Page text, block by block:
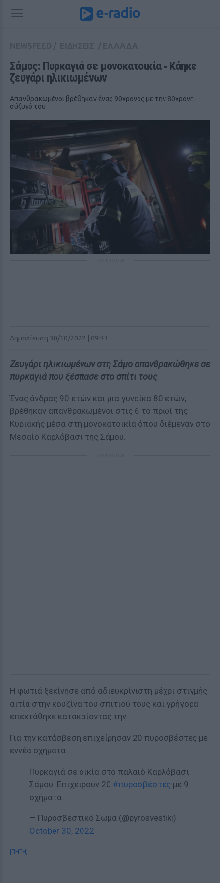
Σάμος: Πυρκαγιά σε μονοκατοικία ‑ Κάηκε
ζευγάρι ηλικιωμένων
Απανθρακωμένοι βρέθηκαν ένας 90χρονος με την 80χρονη
σύζυγό του
Δημοσίευση 30/10/2022 | 09:33
Ζευγάρι ηλικιωμένων στη Σάμο απανθρακώθηκε σε
πυρκαγιά που ξέσπασε στο σπίτι τους
Ένας άνδρας 90 ετών και μια γυναίκα 80 ετών,
βρέθηκαν απανθρακωμένοι στις 6 το πρωί της
Κυριακής μέσα στη μονοκατοικία όπου διέμεναν στο
Μεσαίο Καρλόβασι της Σάμου.
Η φωτιά ξεκίνησε από αδιευκρίνιστη μέχρι στιγμής
αιτία στην κουζίνα του σπιτιού τους και γρήγορα
επεκτάθηκε κατακαίοντας την.
Για την κατάσβεση επιχείρησαν 20 πυροσβέστες με
εννέα οχήματα.
Πυρκαγιά σε οικία στο παλαιό Καρλόβασι
Σάμου. Επιχειρούν 20 #πυροσβέστες με 9
οχήματα.
— Πυροσβεστικό Σώμα (@pyrosvestiki)
October 30, 2022
[ΠΗΓΗ]